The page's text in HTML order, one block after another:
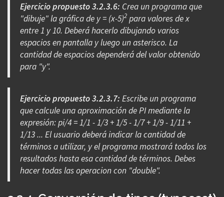
Ejercicio propuesto 3.2.3.6: Crea un programa que
"dibuje" la gráfica de y = (x-5)2 para valores de x
entre 1 y 10. Deberá hacerlo dibujando varios
espacios en pantalla y luego un asterisco. La
cantidad de espacios dependerá del valor obtenido
para "y".
Ejercicio propuesto 3.2.3.7: Escribe un programa
que calcule una aproximación de PI mediante la
expresión: pi/4 = 1/1 - 1/3 + 1/5 - 1/7 + 1/9 - 1/11 +
1/13 ... El usuario deberá indicar la cantidad de
términos a utilizar, y el programa mostrará todos los
resultados hasta esa cantidad de términos. Debes
hacer todas las operacion con "double".